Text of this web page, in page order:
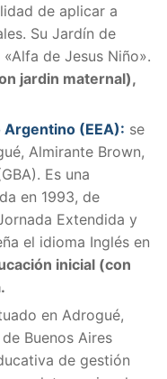
de aplicar a
Su Jardín de
de Jesus Niño».
jardin maternal),
(EEA): se
Almirante Brown,
Es una
en 1993, de
Extendida y
el idioma Inglés en
inicial (con
en Adrogué,
Buenos Aires
de gestión